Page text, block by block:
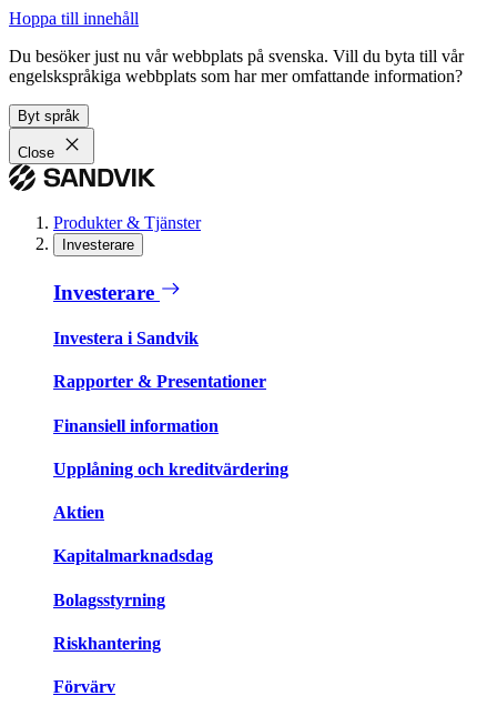
Hoppa till innehåll
Du besöker just nu vår webbplats på svenska. Vill du byta till vår
engelskspråkiga webbplats som har mer omfattande information?
Byt språk
Close
Produkter & Tjänster
Investerare
Investerare
Investera i Sandvik
Rapporter & Presentationer
Finansiell information
Upplåning och kreditvärdering
Aktien
Kapitalmarknadsdag
Bolagsstyrning
Riskhantering
Förvärv